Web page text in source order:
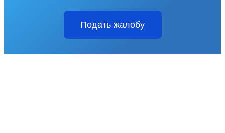
Подать жалобу